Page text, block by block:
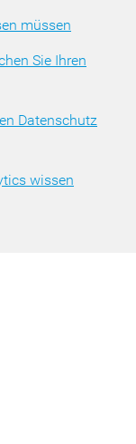
müssen
Sie Ihren
Datenschutz
wissen